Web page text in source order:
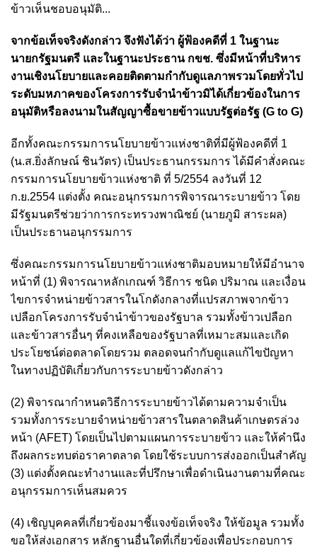
ข้าวเห็นชอบอนุมัติ...
จากข้อเท็จจริงดังกล่าว จึงฟังได้ว่า ผู้ฟ้องคดีที่ 1 ในฐานะ
นายกรัฐมนตรี และในฐานะประธาน กขช. ซึ่งมีหน้าที่บริหาร
งานเชิงนโยบายและคอยติดตามกำกับดูแลภาพรวมโดยทั่วไป
ระดับมหภาคของโครงการรับจำนำข้าวมิได้เกี่ยวข้องในการ
อนุมัติหรือลงนามในสัญญาซื้อขายข้าวแบบรัฐต่อรัฐ (G to G)
อีกทั้งคณะกรรมการนโยบายข้าวแห่งชาติที่มีผู้ฟ้องคดีที่ 1
(น.ส.ยิ่งลักษณ์ ชินวัตร) เป็นประธานกรรมการ ได้มีคำสั่งคณะ
กรรมการนโยบายข้าวแห่งชาติ ที่ 5/2554 ลงวันที่ 12
ก.ย.2554 แต่งตั้ง คณะอนุกรรมการพิจารณาระบายข้าว โดย
มีรัฐมนตรีช่วยว่าการกระทรวงพาณิชย์ (นายภูมิ สาระผล)
เป็นประธานอนุกรรมการ
ซึ่งคณะกรรมการนโยบายข้าวแห่งชาติมอบหมายให้มีอำนาจ
หน้าที่ (1) พิจารณาหลักเกณฑ์ วิธีการ ชนิด ปริมาณ และเงื่อน
ไขการจําหน่ายข้าวสารในโกดังกลางที่แปรสภาพจากข้าว
เปลือกโครงการรับจำนำข้าวของรัฐบาล รวมทั้งข้าวเปลือก
และข้าวสารอื่นๆ ที่คงเหลือของรัฐบาลที่เหมาะสมและเกิด
ประโยชน์ต่อตลาดโดยรวม ตลอดจนกำกับดูแลแก้ไขปัญหา
ในทางปฏิบัติเกี่ยวกับการระบายข้าวดังกล่าว
(2) พิจารณากำหนดวิธีการระบายข้าวได้ตามความจําเป็น
รวมทั้งการระบายจําหน่ายข้าวสารในตลาดสินค้าเกษตรล่วง
หน้า (AFET) โดยเป็นไปตามแผนการระบายข้าว และให้คำนึง
ถึงผลกระทบต่อราคาตลาด โดยใช้ระบบการส่งออกเป็นสำคัญ
(3) แต่งตั้งคณะทำงานและที่ปรึกษาเพื่อดําเนินงานตามที่คณะ
อนุกรรมการเห็นสมควร
(4) เชิญบุคคลที่เกี่ยวข้องมาชี้แจงข้อเท็จจริง ให้ข้อมูล รวมทั้ง
ขอให้ส่งเอกสาร หลักฐานอื่นใดที่เกี่ยวข้องเพื่อประกอบการ